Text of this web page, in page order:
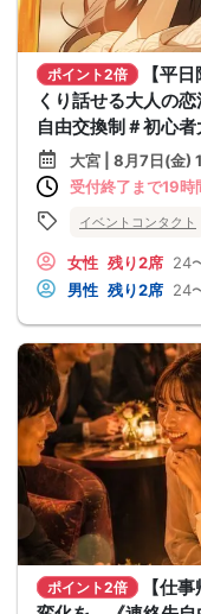
ポイント2倍
【平
くり話せる大人の
自由交換制＃初心
大宮 | 8月7日(金)
受付終了まで19時
イベントコンタクト
女性 残り2席 24
男性 残り2席 24
ポイント2倍
【仕